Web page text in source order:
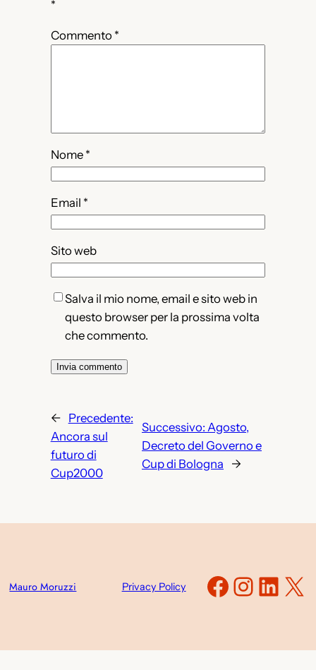
*
Commento *
Nome *
Email *
Sito web
Salva il mio nome, email e sito web in
questo browser per la prossima volta
che commento.
←
Precedente:
Ancora sul
futuro di
Cup2000
Successivo: Agosto,
Decreto del Governo e
Cup di Bologna
→
Mauro Moruzzi Privacy Policy X